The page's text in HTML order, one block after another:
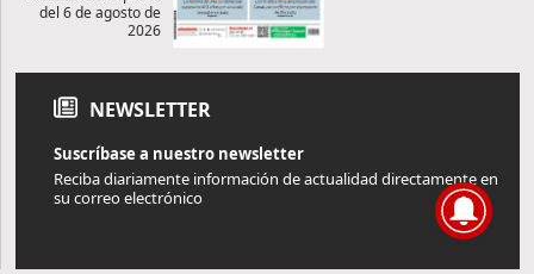
del 6 de agosto de
2026
NEWSLETTER
Suscríbase a nuestro newsletter
Reciba diariamente información de actualidad directamente en
su correo electrónico